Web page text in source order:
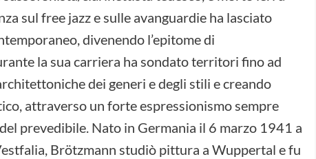
sul free jazz e sulle avanguardie ha lasciato
divenendo l’epitome di
la sua carriera ha sondato territori fino ad
dei generi e degli stili e creando
attraverso un forte espressionismo sempre
prevedibile. Nato in Germania il 6 marzo 1941 a
Brötzmann studiò pittura a Wuppertal e fu